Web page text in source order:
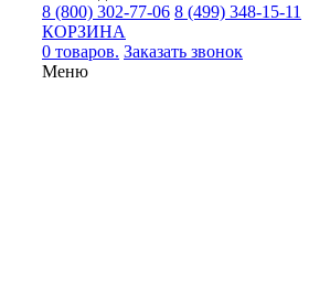
8 (800) 302-77-06 8 (499) 348-15-11
КОРЗИНА
0 товаров. Заказать звонок
Меню